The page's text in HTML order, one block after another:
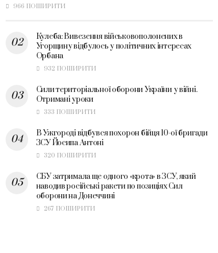
966 ПОШИРИТИ
Кулеба: Вивезення військовополонених в
Угорщину відбулось у політичних інтересах
Орбана
932 ПОШИРИТИ
Сили територіальної оборони України у війні.
Отримані уроки
333 ПОШИРИТИ
В Ужгороді відбувся похорон бійця 10-ої бригади
ЗСУ Йосипа Антоні
320 ПОШИРИТИ
СБУ затримала ще одного «крота» в ЗСУ, який
наводив російські ракети по позиціях Сил
оборони на Донеччині
267 ПОШИРИТИ